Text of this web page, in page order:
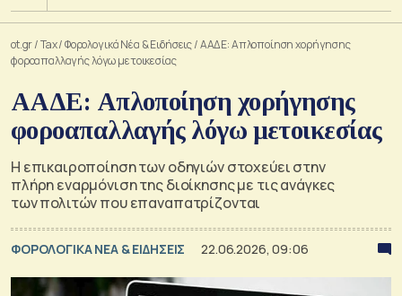
ot.gr/Tax/Φορολογικά Νέα & Eιδήσεις/ΑΑΔΕ: Απλοποίηση χορήγησης
φοροαπαλλαγής λόγω μετοικεσίας
ΑΑΔΕ: Απλοποίηση χορήγησης
φοροαπαλλαγής λόγω μετοικεσίας
Η επικαιροποίηση των οδηγιών στοχεύει στην
πλήρη εναρμόνιση της διοίκησης με τις ανάγκες
των πολιτών που επαναπατρίζονται
ΦΟΡΟΛΟΓΙΚΑ ΝΕΑ & EΙΔΗΣΕΙΣ 22.06.2026, 09:06